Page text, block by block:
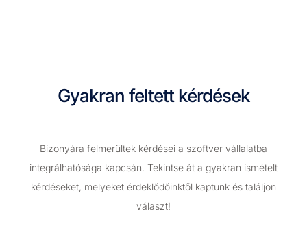
Gyakran feltett kérdések
Bizonyára felmerültek kérdései a szoftver vállalatba
integrálhatósága kapcsán. Tekintse át a gyakran ismételt
kérdéseket, melyeket érdeklődőinktől kaptunk és találjon
választ!